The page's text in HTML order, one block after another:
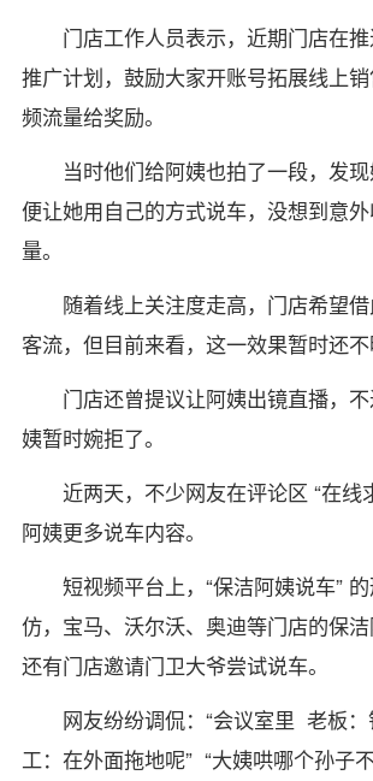
门店工作人员表示，近期门店在推
推广计划，鼓励大家开账号拓展线上
频流量给奖励。
当时他们给阿姨也拍了一段，发现
便让她用自己的方式说车，没想到意
量。
随着线上关注度走高，门店希望
客流，但目前来看，这一效果暂时还不
门店还曾提议让阿姨出镜直播，
姨暂时婉拒了。
近两天，不少网友在评论区 “在线
阿姨更多说车内容。
短视频平台上，“保洁阿姨说车”
仿，宝马、沃尔沃、奥迪等门店的保洁
还有门店邀请门卫大爷尝试说车。
网友纷纷调侃：“会议室里 老板
工：在外面拖地呢” “大姨哄哪个孙子